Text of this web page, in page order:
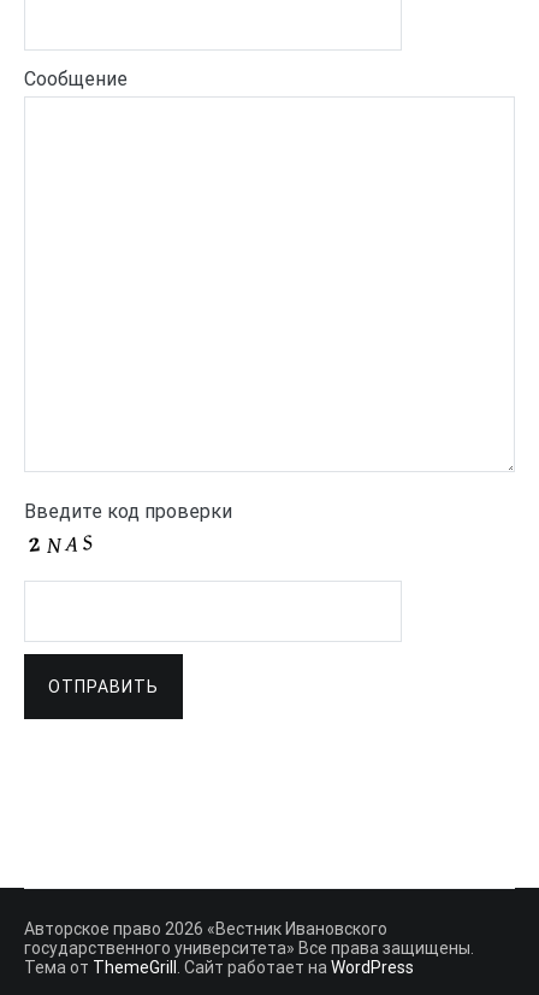
Сообщение
Введите код проверки
Авторское право 2026 «Вестник Ивановского
государственного университета» Все права защищены.
Тема от ThemeGrill . Сайт работает на WordPress